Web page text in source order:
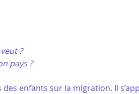
?
pays ?
enfants sur la migration. Il